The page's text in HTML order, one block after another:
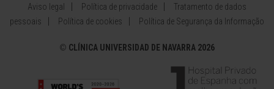
Aviso legal Política de privacidade
Tratamento de dados
pessoais
Política de cookies Política de Segurança da Informação
© CLÍNICA UNIVERSIDAD DE NAVARRA 2026